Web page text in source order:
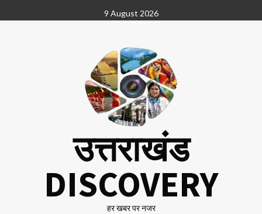
to
9 August 2026
उत्तराखंड
DISCOVERY
हर खबर पर नजर